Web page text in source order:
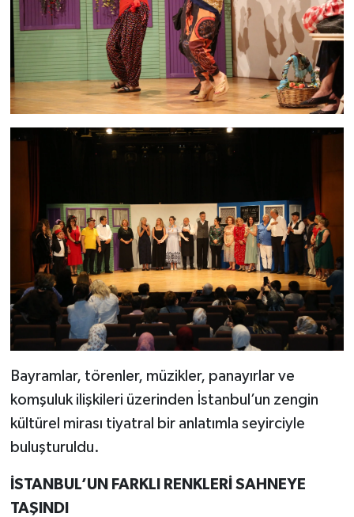
Bayramlar, törenler, müzikler, panayırlar ve
komşuluk ilişkileri üzerinden İstanbul’un zengin
kültürel mirası tiyatral bir anlatımla seyirciyle
buluşturuldu.
İSTANBUL’UN FARKLI RENKLERİ SAHNEYE
TAŞINDI